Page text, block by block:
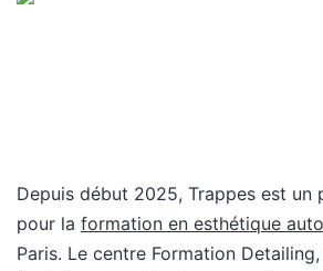
Depuis début 2025, Trappes est un
pour la formation en esthétique
Paris. Le centre Formation